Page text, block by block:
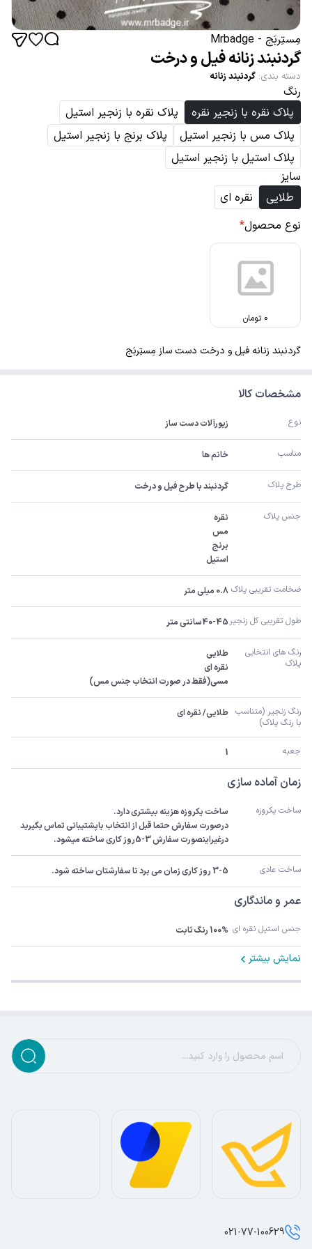
مِستِربَج - Mrbadge
گردنبند زنانه فیل و درخت
دسته بندی: گردنبند زنانه
رنگ
پلاک نقره با زنجیر نقره
پلاک نقره با زنجیر استیل
پلاک مس با زنجیر استیل
پلاک برنج با زنجیر استیل
پلاک استیل با زنجیر استیل
سایز
طلایی
نقره ای
نوع محصول*
0 تومان
گردنبند زنانه فیل و درخت دست ساز مِستِربَج
مشخصات کالا
نوع زیورآلات دست ساز
مناسب خانم ها
طرح پلاک گردنبند با طرح فیل و درخت
جنس پلاک
استیل
ضخامت تقریبی پلاک 0.8 میلی متر
طول تقریبی کل زنجیر 40-45سانتی متر
پلاک
مسی(فقط در صورت انتخاب جنس مس)
با رنگ پلاک)
طلایی/ نقره ای
جعبه 1
زمان آماده سازی
ساخت یکروزه
درغیراینصورت سفارش 3-5روز کاری ساخته میشود.
ساخت عادی 3-5 روز کاری زمان می برد تا سفارشتان ساخته شود.
عمر و ماندگاری
جنس استیل نقره ای 100% رنگ ثابت
نمایش بیشتر
021-77-100629